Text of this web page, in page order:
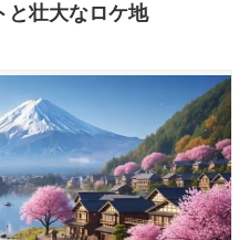
と壮大なロケ地